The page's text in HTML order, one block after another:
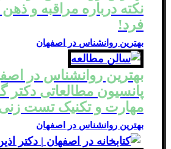
نکته درباره مراقبه و
فرد!
بهترین روانشناس در اصفهان
بهترین روانشناس در
پانسیون مطالعاتی دکتر
مهارت و تکنیک تست
بهترین روانشناس در اصفهان